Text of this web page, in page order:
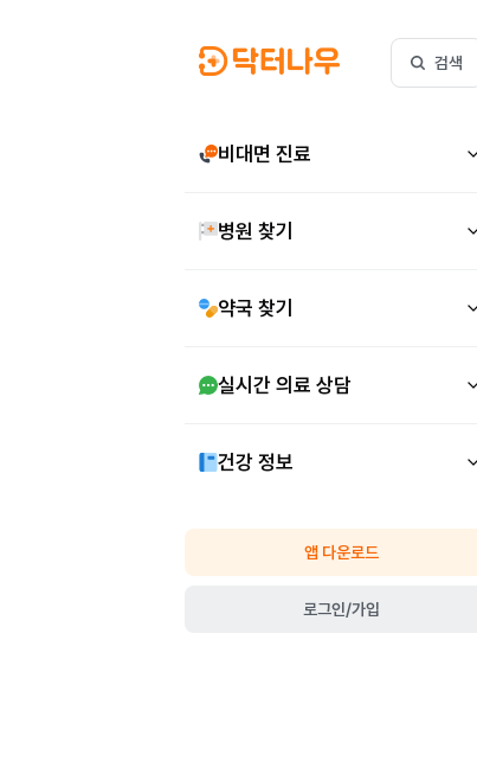
검색
비대면 진료
병원 찾기
약국 찾기
실시간 의료 상담
건강 정보
앱 다운로드
로그인/가입